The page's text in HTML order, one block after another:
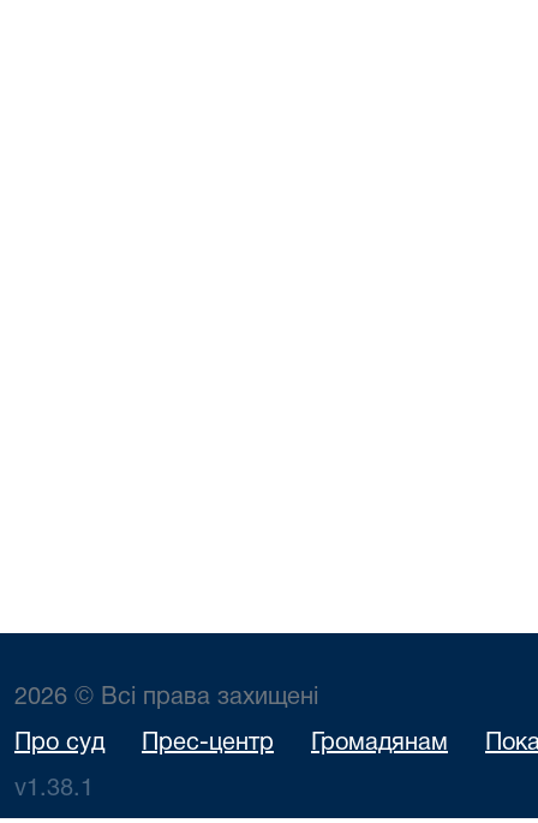
2026 © Всі права захищені
Про суд Прес-центр Громадянам
v1.38.1